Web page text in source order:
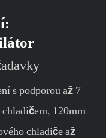
s podporou až 7
120mm
chladiče až